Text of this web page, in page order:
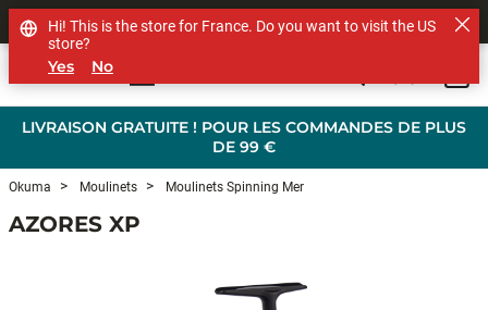
LIVRAISON GRATUITE ! POUR LES COMMANDES DE PLUS
DE 99 €
SHOP OTHER BRANDS
Okuma Moulinets Moulinets Spinning Mer
AZORES XP
Hi! This is the store for France. Do you want to visit the US
store?
Yes No